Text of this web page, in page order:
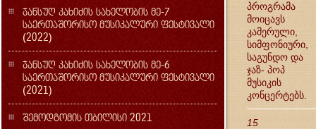
ჯანსუღ კახიძის სახელობის მე-7
საერთაშორისო მუსიკალური ფესტივალი
(2022)
ჯანსუღ კახიძის სახელობის მე-6
საერთაშორისო მუსიკალური ფესტივალი
(2021)
შემოდგომის თბილისი 2021
პროგრამა
მოიცავს
კამერული,
სიმფონიური,
საგუნდო და
ჯაზ- პოპ
მუსიკის
კონცერტებს.
15